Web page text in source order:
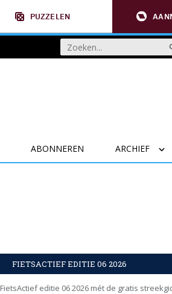
PUZZELEN
ABONNEREN ARCHIEF
FIETSACTIEF EDITIE 06 2026
FietsActief editie 06 2026 mét de gratis